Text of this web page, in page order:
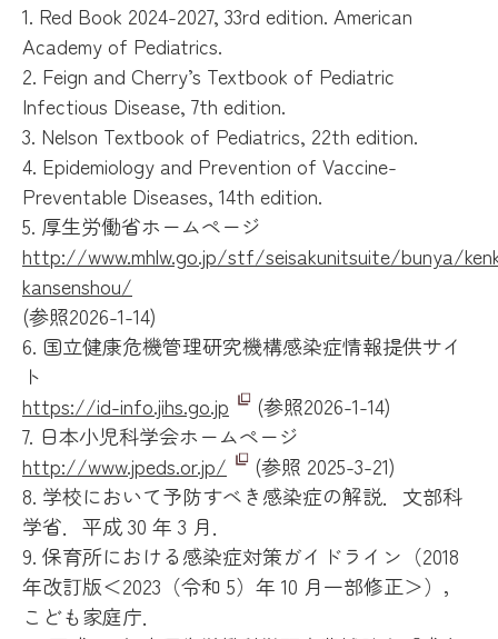
1. Red Book 2024-2027, 33rd edition. American
Academy of Pediatrics.
2. Feign and Cherry’s Textbook of Pediatric
Infectious Disease, 7th edition.
3. Nelson Textbook of Pediatrics, 22th edition.
4. Epidemiology and Prevention of Vaccine-
Preventable Diseases, 14th edition.
5. 厚生労働省ホームページ
http://www.mhlw.go.jp/stf/seisakunitsuite/bunya/
kansenshou/
(参照2026-1-14)
6. 国立健康危機管理研究機構感染症情報提供サイ
ト
https://id-info.jihs.go.jp
(参照2026-1-14)
7. 日本小児科学会ホームページ
http://www.jpeds.or.jp/
(参照 2025-3-21)
8. 学校において予防すべき感染症の解説．文部科
学省．平成 30 年 3 月．
9. 保育所における感染症対策ガイドライン（2018
年改訂版＜2023（令和 5）年 10 月一部修正＞），
こども家庭庁．